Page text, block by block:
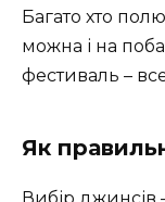
Багато хто
можна і на
фестиваль –
Як